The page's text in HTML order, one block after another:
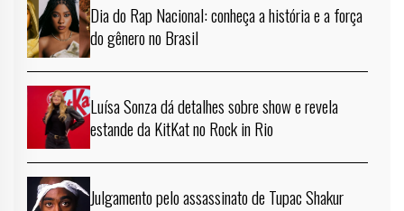
Dia do Rap Nacional: conheça a história e a força
do gênero no Brasil
Luísa Sonza dá detalhes sobre show e revela
estande da KitKat no Rock in Rio
Julgamento pelo assassinato de Tupac Shakur